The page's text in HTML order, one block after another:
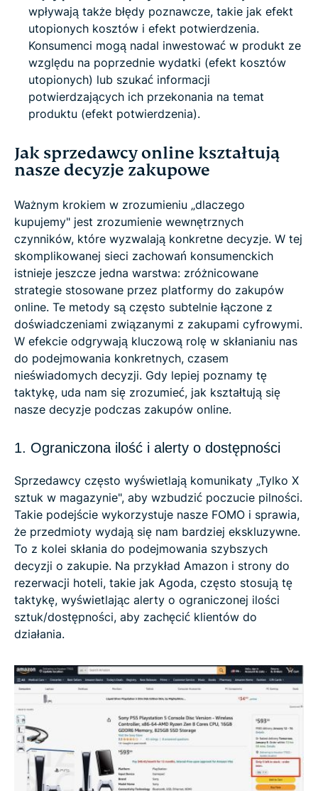
wpływają także błędy poznawcze, takie jak efekt
utopionych kosztów i efekt potwierdzenia.
Konsumenci mogą nadal inwestować w produkt ze
względu na poprzednie wydatki (efekt kosztów
utopionych) lub szukać informacji
potwierdzających ich przekonania na temat
produktu (efekt potwierdzenia).
Jak sprzedawcy online kształtują
nasze decyzje zakupowe
Ważnym krokiem w zrozumieniu „dlaczego
kupujemy" jest zrozumienie wewnętrznych
czynników, które wyzwalają konkretne decyzje. W tej
skomplikowanej sieci zachowań konsumenckich
istnieje jeszcze jedna warstwa: zróżnicowane
strategie stosowane przez platformy do zakupów
online. Te metody są często subtelnie łączone z
doświadczeniami związanymi z zakupami cyfrowymi.
W efekcie odgrywają kluczową rolę w skłanianiu nas
do podejmowania konkretnych, czasem
nieświadomych decyzji. Gdy lepiej poznamy tę
taktykę, uda nam się zrozumieć, jak kształtują się
nasze decyzje podczas zakupów online.
1. Ograniczona ilość i alerty o dostępności
Sprzedawcy często wyświetlają komunikaty „Tylko X
sztuk w magazynie", aby wzbudzić poczucie pilności.
Takie podejście wykorzystuje nasze FOMO i sprawia,
że ​​przedmioty wydają się nam bardziej ekskluzywne.
To z kolei skłania do podejmowania szybszych
decyzji o zakupie. Na przykład Amazon i strony do
rezerwacji hoteli, takie jak Agoda, często stosują tę
taktykę, wyświetlając alerty o ograniczonej ilości
sztuk/dostępności, aby zachęcić klientów do
działania.